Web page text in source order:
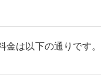
は以下の通りです。